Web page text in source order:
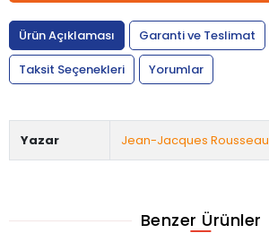
Ürün Açıklaması
Garanti ve Teslimat
Taksit Seçenekleri
Yorumlar
Yazar Jean-Jacques Rousseau
Benzer Ürünler